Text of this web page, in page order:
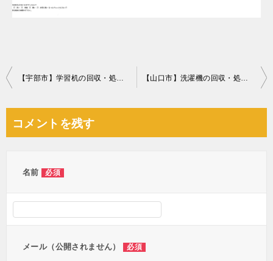
投
ビ
【宇部市】学習机の回収・処分ご依頼 お客様の声 【山口市】洗濯機の回収・処分ご依頼 お客様の声
コメントを残す
名前 必須
メール（公開されません） 必須